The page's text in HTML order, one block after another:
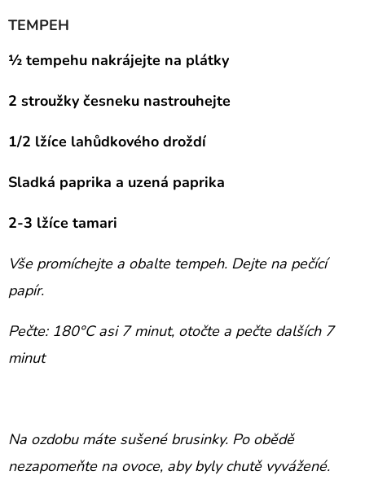
TEMPEH
½ tempehu nakrájejte na plátky
2 stroužky česneku nastrouhejte
1/2 lžíce lahůdkového droždí
Sladká paprika a uzená paprika
2-3 lžíce tamari
Vše promíchejte a obalte tempeh. Dejte na pečící
papír.
Pečte: 180°C asi 7 minut, otočte a pečte dalších 7
minut
Na ozdobu máte sušené brusinky. Po obědě
nezapomeňte na ovoce, aby byly chutě vyvážené.